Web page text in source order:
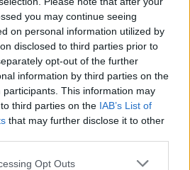
you may continue seeing
on personal information utilized by
disclosed to third parties prior to
opt-out of the further
information by third parties on the
participants. This information may
third parties on the IAB’s List of
that may further disclose it to other
Opt Outs